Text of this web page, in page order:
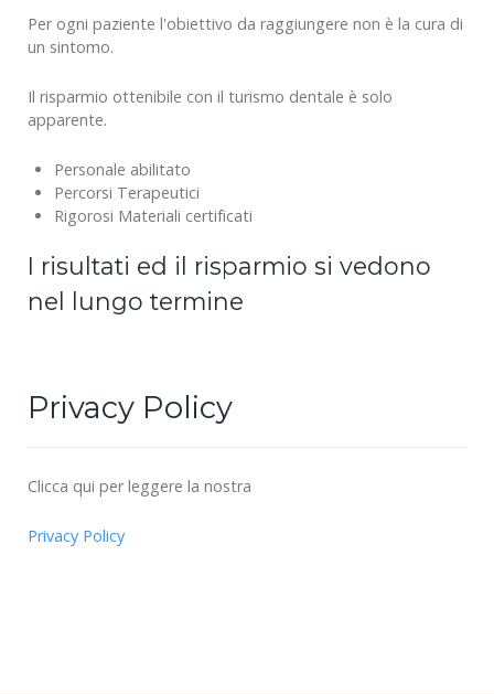
Per ogni paziente l'obiettivo da raggiungere non è la cura di
un sintomo.
Il risparmio ottenibile con il turismo dentale è solo
apparente.
Personale abilitato
Percorsi Terapeutici
Rigorosi Materiali certificati
I risultati ed il risparmio si vedono
nel lungo termine
Privacy Policy
Clicca qui per leggere la nostra
Privacy Policy